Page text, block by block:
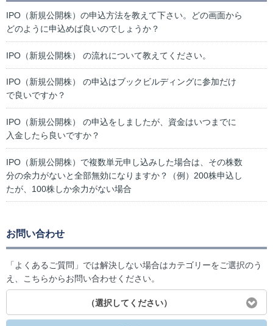
IPO（新規公開株）の申込方法を教えて下さい。どの画面から
どのように申込めば良いのでしょうか？
IPO（新規公開株） の流れについて教えてください。
IPO（新規公開株） の申込はブックビルディングに参加だけ
で良いですか？
IPO（新規公開株） の申込をしましたが、資金はいつまでに
入金したら良いですか？
IPO（新規公開株）で複数単元申し込みした場合は、その株数
分の余力がないと全部無効になりますか？（例）200株申込し
たが、100株しか余力がない場合
お問い合わせ
「よくあるご質問」では解決しない場合はカテゴリーをご選択のう
え、こちらからお問い合わせください。
（選択してください）